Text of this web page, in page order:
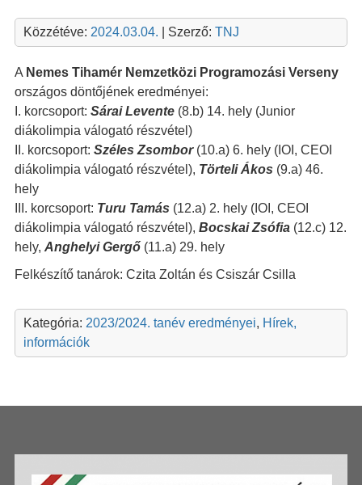
Közzétéve: 2024.03.04. | Szerző: TNJ
A Nemes Tihamér Nemzetközi Programozási Verseny
országos döntőjének eredményei:
I. korcsoport: Sárai Levente(8.b) 14. hely (Junior
diákolimpia válogató részvétel)
II. korcsoport: Széles Zsombor(10.a) 6. hely (IOI, CEOI
diákolimpia válogató részvétel), Törteli Ákos (9.a) 46.
hely
III. korcsoport: Turu Tamás (12.a) 2. hely (IOI, CEOI
diákolimpia válogató részvétel), Bocskai Zsófia(12.c) 12.
hely, Anghelyi Gergő(11.a) 29. hely
Felkészítő tanárok: Czita Zoltán és Csiszár Csilla
Kategória: 2023/2024. tanév eredményei, Hírek,
információk